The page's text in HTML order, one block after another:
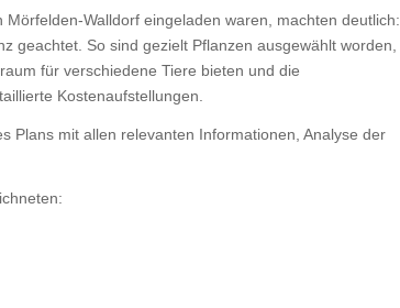
Walldorf eingeladen waren, machten deutlich:
geachtet. So sind gezielt Pflanzen ausgewählt worden,
für verschiedene Tiere bieten und die
Kostenaufstellungen.
Plans mit allen relevanten Informationen, Analyse der